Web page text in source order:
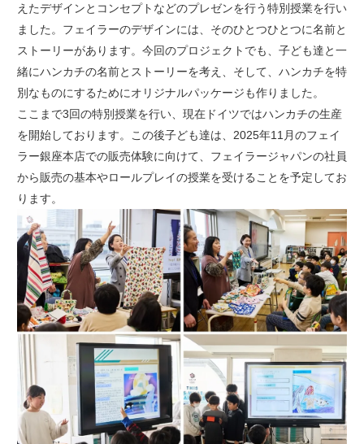
えたデザインとコンセプトなどのプレゼンを行う特別授業を行い
ました。フェイラーのデザインには、そのひとつひとつに名前と
ストーリーがあります。今回のプロジェクトでも、子ども達と一
緒にハンカチの名前とストーリーを考え、そして、ハンカチを特
別なものにするためにオリジナルパッケージも作りました。
ここまで3回の特別授業を行い、現在ドイツではハンカチの生産
を開始しております。この後子ども達は、2025年11月のフェイ
ラー銀座本店での販売体験に向けて、フェイラージャパンの社員
から販売の基本やロールプレイの授業を受けることを予定してお
ります。